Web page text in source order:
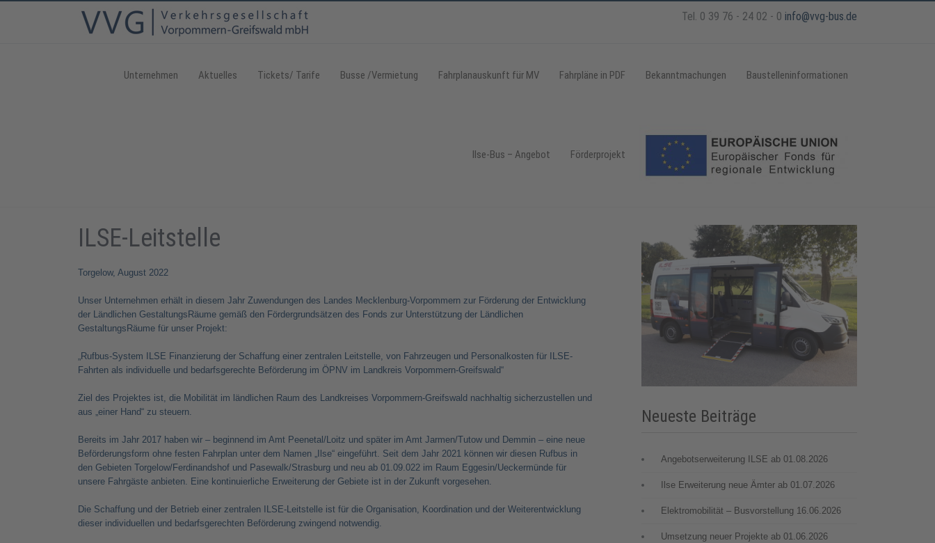
Tel. 0 39 76 - 24 02 - 0 info@vvg-bus.de
Unternehmen Aktuelles Tickets/ Tarife Busse /Vermietung Fahrplanauskunft für MV Fahrpläne in PDF Bekanntmachungen Baustelleninformationen
Ilse-Bus – Angebot Förderprojekt
ILSE-Leitstelle
Torgelow, August 2022
Unser Unternehmen erhält in diesem Jahr Zuwendungen des Landes Mecklenburg-Vorpommern zur Förderung der Entwicklung
der Ländlichen GestaltungsRäume gemäß den Fördergrundsätzen des Fonds zur Unterstützung der Ländlichen
GestaltungsRäume für unser Projekt:
„Rufbus-System ILSE Finanzierung der Schaffung einer zentralen Leitstelle, von Fahrzeugen und Personalkosten für ILSE-
Fahrten als individuelle und bedarfsgerechte Beförderung im ÖPNV im Landkreis Vorpommern-Greifswald“
Ziel des Projektes ist, die Mobilität im ländlichen Raum des Landkreises Vorpommern-Greifswald nachhaltig sicherzustellen und
aus „einer Hand“ zu steuern.
Bereits im Jahr 2017 haben wir – beginnend im Amt Peenetal/Loitz und später im Amt Jarmen/Tutow und Demmin – eine neue
Beförderungsform ohne festen Fahrplan unter dem Namen „Ilse“ eingeführt. Seit dem Jahr 2021 können wir diesen Rufbus in
den Gebieten Torgelow/Ferdinandshof und Pasewalk/Strasburg und neu ab 01.09.022 im Raum Eggesin/Ueckermünde für
unsere Fahrgäste anbieten. Eine kontinuierliche Erweiterung der Gebiete ist in der Zukunft vorgesehen.
Die Schaffung und der Betrieb einer zentralen ILSE-Leitstelle ist für die Organisation, Koordination und der Weiterentwicklung
dieser individuellen und bedarfsgerechten Beförderung zwingend notwendig.
Neueste Beiträge
Angebotserweiterung ILSE ab 01.08.2026
Ilse Erweiterung neue Ämter ab 01.07.2026
Elektromobilität – Busvorstellung 16.06.2026
Umsetzung neuer Projekte ab 01.06.2026